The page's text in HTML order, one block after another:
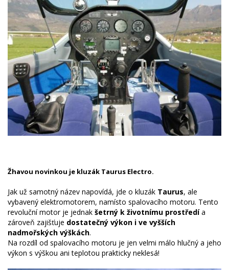
Žhavou novinkou je kluzák Taurus Electro.
Jak už samotný název napovídá, jde o kluzák Taurus, ale
vybavený elektromotorem, namísto spalovacího motoru. Tento
revoluční motor je jednak šetrný k životnímu prostředía
zároveň zajišťuje dostatečný výkon i ve vyšších
nadmořských výškách.
Na rozdíl od spalovacího motoru je jen velmi málo hlučný a jeho
výkon s výškou ani teplotou prakticky neklesá!